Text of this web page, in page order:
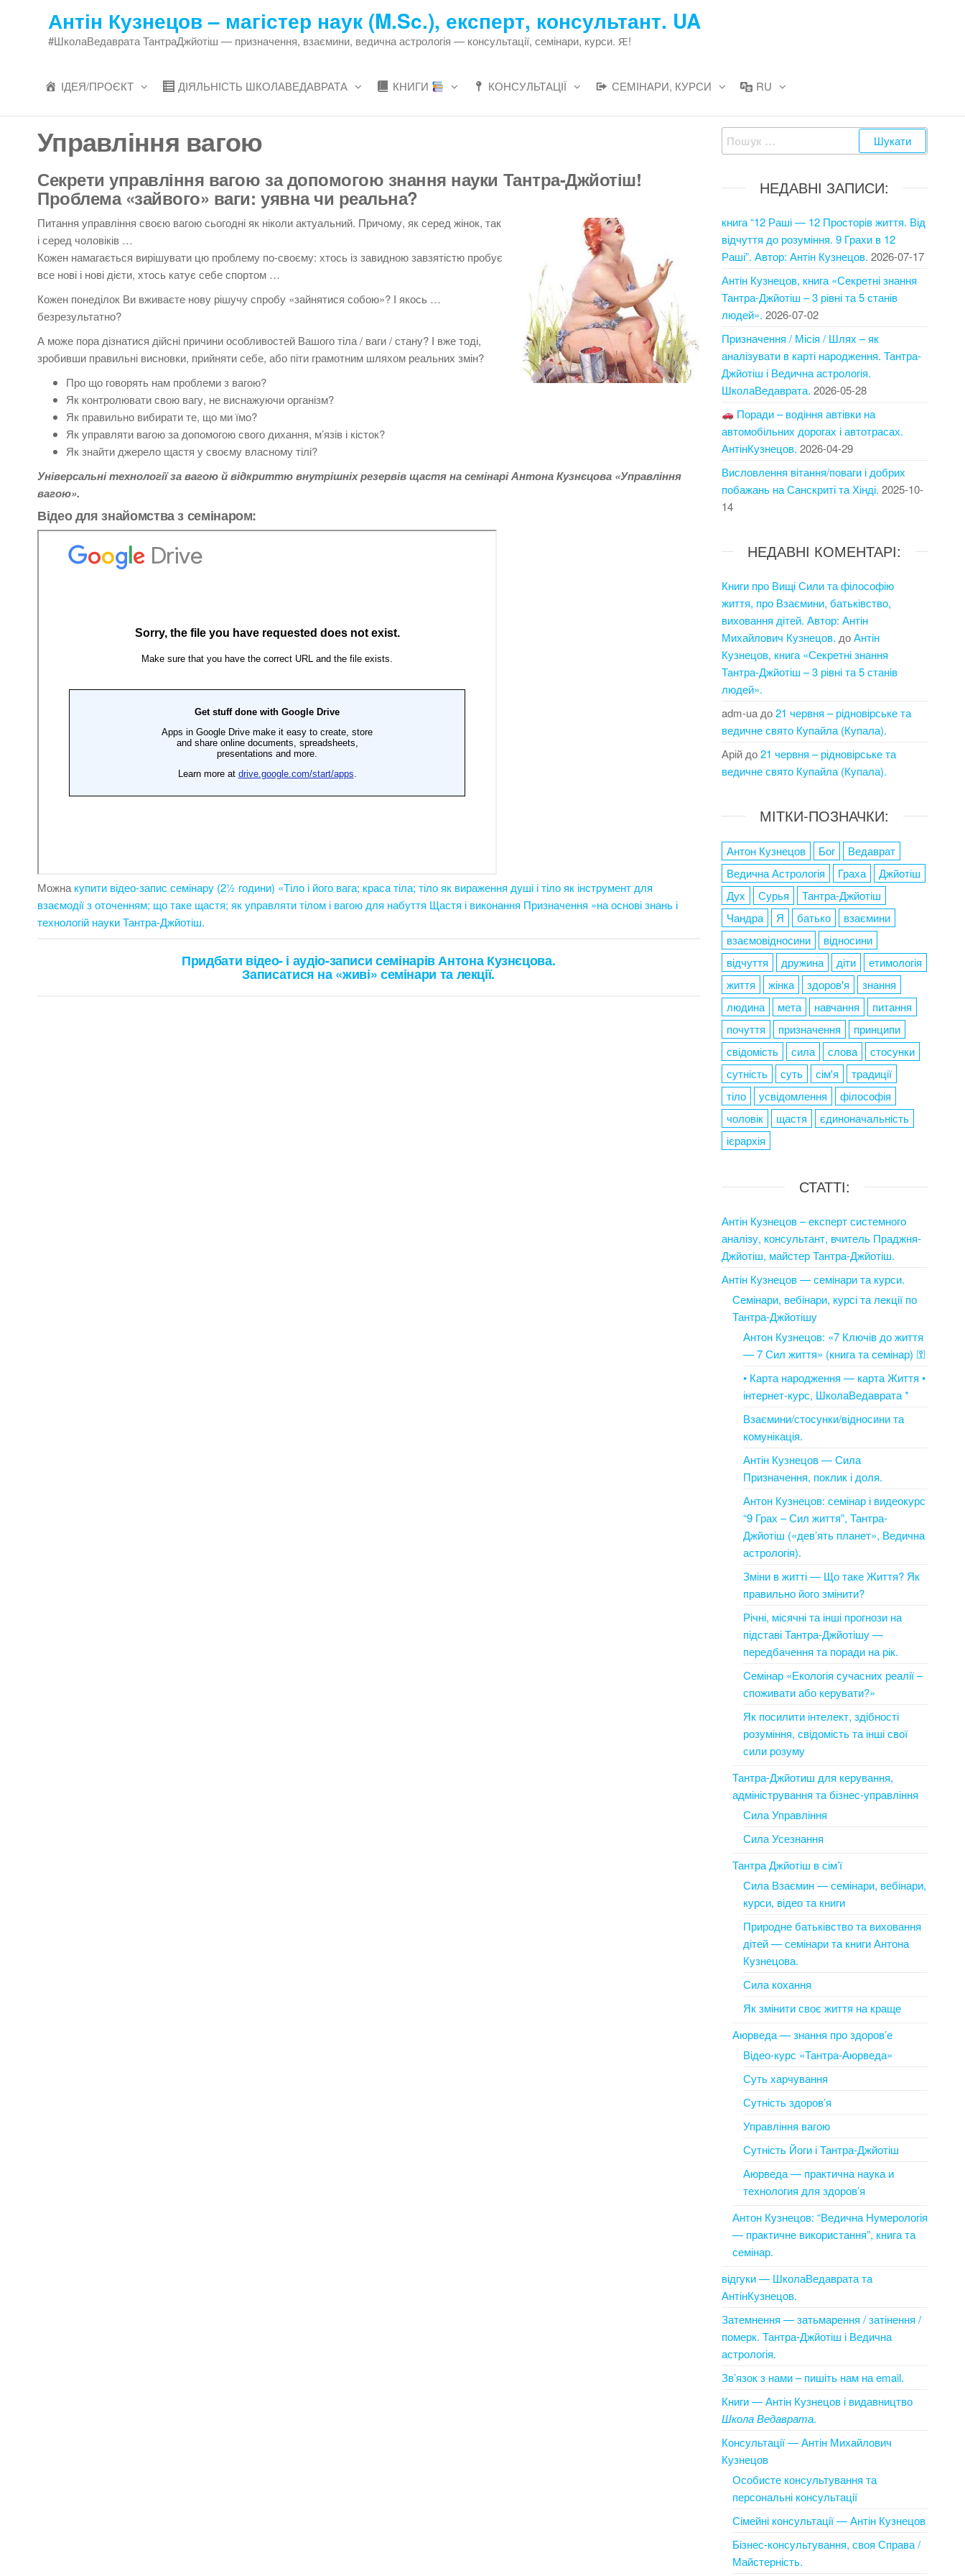
Антін Кузнецов – магістер наук (M.Sc.), експерт, консультант. UA
#ШколаВедаврата ТантраДжйотіш — призначення, взаємини, ведична астрологія — консультації, семінари, курси. Ԙ!
ІДЕЯ/ПРОЄКТ ДІЯЛЬНІСТЬ ШКОЛАВЕДАВРАТА КНИГИ КОНСУЛЬТАЦІЇ СЕМІНАРИ, КУРСИ RU
Управління вагою
Секрети управління вагою за допомогою знання науки Тантра-Джйотіш!
Проблема «зайвого» ваги: ​​уявна чи реальна?
Питання управління своєю вагою сьогодні як ніколи актуальний. Причому, як серед жінок, так
і серед чоловіків …
Кожен намагається вирішувати цю проблему по-своєму: хтось із завидною завзятістю пробує
все нові і нові дієти, хтось катує себе спортом …
Кожен понеділок Ви вживаєте нову рішучу спробу «зайнятися собою»? І якось …
безрезультатно?
А може пора дізнатися дійсні причини особливостей Вашого тіла / ваги / стану? І вже тоді,
зробивши правильні висновки, прийняти себе, або піти грамотним шляхом реальних змін?
Про що говорять нам проблеми з вагою?
Як контролювати свою вагу, не виснажуючи організм?
Як правильно вибирати те, що ми їмо?
Як управляти вагою за допомогою свого дихання, м’язів і кісток?
Як знайти джерело щастя у своєму власному тілі?
Універсальні технології за вагою й відкриттю внутрішніх резервів щастя на семінарі Антона Кузнєцова «Управління
вагою».
Відео для знайомства з семінаром:
Можна купити відео-запис семінару (2½ години) «Тіло і його вага; краса тіла; тіло як вираження душі і тіло як інструмент для
взаємодії з оточенням; що таке щастя; як управляти тілом і вагою для набуття Щастя і виконання Призначення »на основі знань і
технологій науки Тантра-Джйотіш.
Придбати відео- і аудіо-записи семінарів Антона Кузнєцова.
Записатися на «живі» семінари та лекції.
Пошук:
НЕДАВНІ ЗАПИСИ:
книга “12 Раші — 12 Просторів життя. Від
відчуття до розуміння. 9 Грахи в 12
Раші”. Автор: Антін Кузнецов. 2026-07-17
Антін Кузнецов, книга «Секретні знання
Тантра-Джйотіш – 3 рівні та 5 станів
людей». 2026-07-02
Призначення / Місія / Шлях – як
аналізувати в карті народження. Тантра-
Джйотіш і Ведична астрологія.
ШколаВедаврата. 2026-05-28
Поради – водіння автівки на
автомобільних дорогах і автотрасах.
АнтінКузнецов. 2026-04-29
Висловлення вітання/поваги і добрих
побажань на Санскриті та Хінді. 2025-10-
14
НЕДАВНІ КОМЕНТАРІ:
Книги про Вищі Сили та філософію
життя, про Взаємини, батьківство,
виховання дітей. Автор: Антін
Михайлович Кузнецов. доАнтін
Кузнецов, книга «Секретні знання
Тантра-Джйотіш – 3 рівні та 5 станів
людей».
adm-uaдо21 червня – рідновірське та
ведичне свято Купайла (Купала).
Арійдо21 червня – рідновірське та
ведичне свято Купайла (Купала).
МІТКИ-ПОЗНАЧКИ:
Антон Кузнецов Бог
Ведаврат
Ведична Астрологія
Граха
Джйотіш
Дух
Сурья
Тантра-Джйотіш
Чандра
Я батько
взаємини
взаємовідносини
відносини
відчуття
дружина діти
етимологія
життя
жінка здоров'я
знання
людина
мета навчання
питання
почуття
призначення
принципи
свідомість
сила слова
стосунки
сутність
суть сім'я
традиції
тіло
усвідомлення
філософія
чоловік
щастя
єдиноначальність
ієрархія
СТАТТІ:
Антін Кузнецов – експерт системного
аналізу, консультант, вчитель Праджня-
Джйотіш, майстер Тантра-Джйотіш.
Антін Кузнецов — семінари та курси.
Семінари, вебінари, курсі та лекції по
Тантра-Джйотішу
Антон Кузнецов: «7 Ключів до життя
— 7 Сил життя» (книга та семінар) ⚿
• Карта народження — карта Життя •
інтернет-курс, ШколаВедаврата *
Взаємини/стосунки/відносини та
комунікація.
Антін Кузнецов — Сила
Призначення, поклик і доля.
Антон Кузнецов: семінар і видеокурс
“9 Грах – Сил життя”, Тантра-
Джйотіш («дев’ять планет», Ведична
астрологія).
Зміни в житті — Що таке Життя? Як
правильно його змінити?
Річні, місячні та інші прогнози на
підставі Тантра-Джйотішу —
передбачення та поради на рік.
Cемінар «Екологія сучасних реалії –
споживати або керувати?»
Як посилити інтелект, здібності
розуміння, свідомість та інші свої
сили розуму
Тантра-Джйотиш для керування,
адміністрування та бізнес-управління
Сила Управління
Сила Усезнання
Тантра Джйотіш в сім’ї
Сила Взаємин — семінари, вебінари,
курси, відео та книги
Природне батьківство та виховання
дітей — семінари та книги Антона
Кузнецова.
Сила кохання
Як змінити своє життя на краще
Аюрведа — знання про здоров’е
Відео-курс «Тантра-Аюрведа»
Суть харчування
Сутність здоров’я
Управління вагою
Сутність Йоги і Тантра-Джйотіш
Аюрведа — практична наука и
технология для здоров’я
Антон Кузнецов: “Ведична Нумерологія
— практичне використання”, книга та
семінар.
відгуки — ШколаВедаврата та
АнтінКузнецов.
Затемнення — затьмарення / затінення /
померк. Тантра-Джйотіш і Ведична
астрологія.
Зв’язок з нами – пишіть нам на email.
Книги — Антін Кузнецов і видавництво
Школа Ведаврата.
Консультації — Антін Михайлович
Кузнецов
Особисте консультування та
персональні консультації
Сімейні консультації — Антін Кузнецов
Бізнес-консультування, своя Справа /
Майстерність.